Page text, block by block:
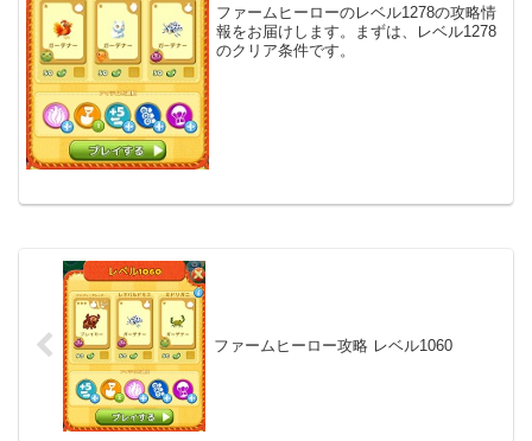
ファームヒーローのレベル1278の攻略情
報をお届けします。まずは、レベル1278
のクリア条件です。
ファームヒーロー攻略 レベル1060